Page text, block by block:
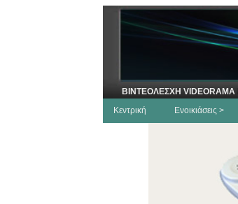
ΒΙΝΤΕΟΛΕΣΧΗ VIDEORAMA
Κεντρική
Ενοικιάσεις >